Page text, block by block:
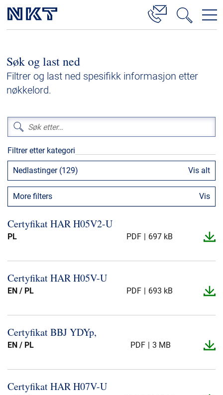
Høyspenningskabelløsninger
Kabelservice
Lavspenning
Høyspenningskabeltilbehør
Mellomspenningskabeltilbehør
Referanser
Nedlastinger
Presse og arrangementer
NKT ved første øyekast
Bærekraft
Søk og last ned
Filtrer og last ned spesifikk informasjon etter
nøkkelord.
Filtrer etter kategori
Nedlastinger (129) Vis alt
More filters Vis
Certyfikat HAR H05V2-​U
PL PDF 697 kB
Certyfikat HAR H05V-​U
EN / PL PDF 693 kB
Certyfikat BBJ YDYp,
EN / PL PDF 3 MB
Certyfikat HAR H07V-​U